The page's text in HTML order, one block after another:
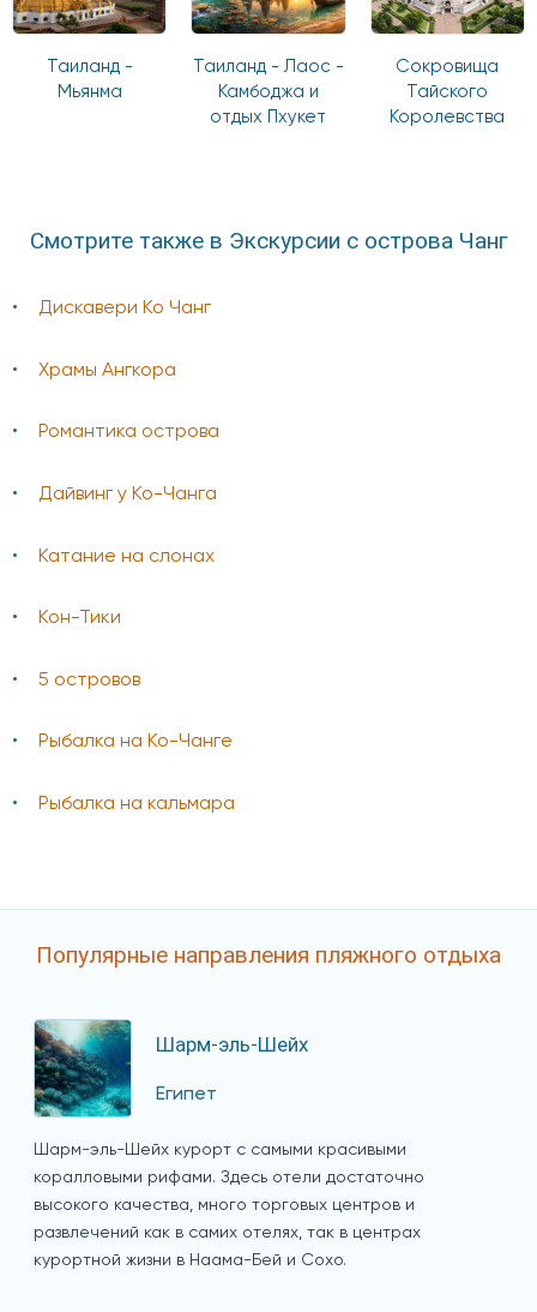
Таиланд -
Мьянма
Таиланд - Лаос -
Камбоджа и
отдых Пхукет
Сокровища
Тайского
Королевства
Смотрите также в Экскурсии с острова Чанг
Дискавери Ко Чанг
Храмы Ангкора
Романтика острова
Дайвинг у Ко-Чанга
Катание на слонах
Кон-Тики
5 островов
Рыбалка на Ко-Чанге
Рыбалка на кальмара
Популярные направления пляжного отдыха
Шарм-эль-Шейх
Египет
Шарм-эль-Шейх курорт с самыми красивыми
коралловыми рифами. Здесь отели достаточно
высокого качества, много торговых центров и
развлечений как в самих отелях, так в центрах
курортной жизни в Наама-Бей и Сохо.